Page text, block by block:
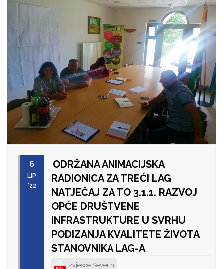
6
LIP
'22
ODRŽANA ANIMACIJSKA
RADIONICA ZA TREĆI LAG
NATJEČAJ ZA TO 3.1.1. RAZVOJ
OPĆE DRUŠTVENE
INFRASTRUKTURE U SVRHU
PODIZANJA KVALITETE ŽIVOTA
STANOVNIKA LAG-A
Izvješće Severin